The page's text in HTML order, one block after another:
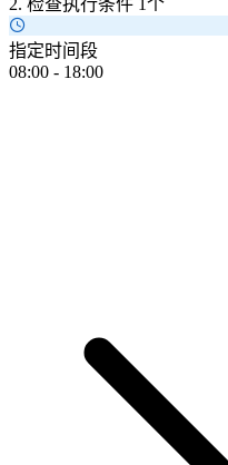
2. 检查执行条件 1个
指定时间段
08:00 - 18:00